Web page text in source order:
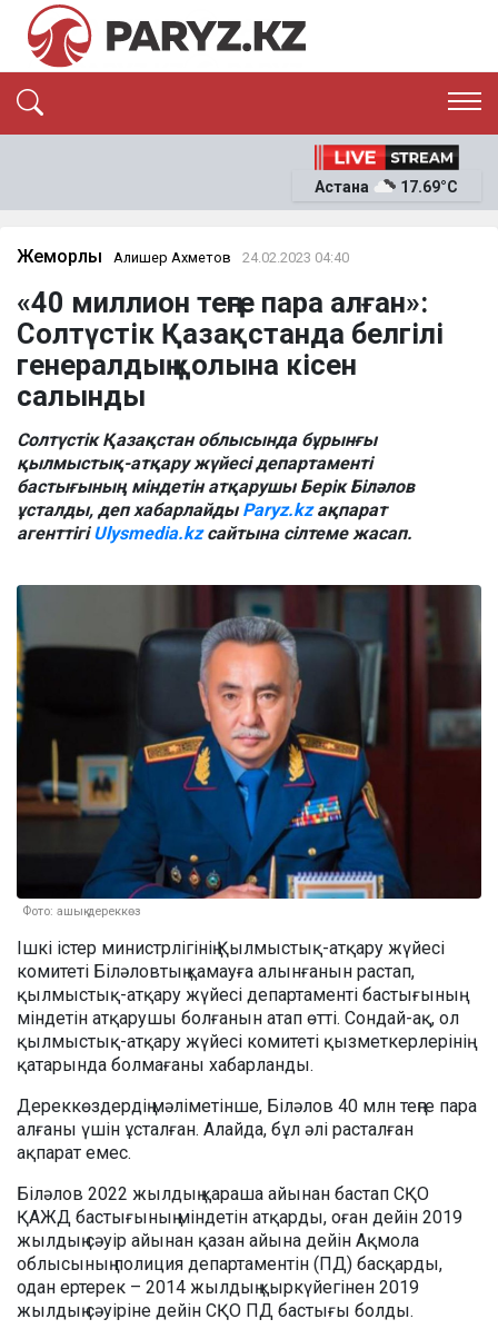
ЭКОНОМИКА
ОҚИҒА
News
Астана 17.69°C
Жемқорлық Алишер Ахметов 24.02.2023 04:40
«40 миллион теңге пара алған»:
Солтүстік Қазақстанда белгілі
генералдың қолына кісен
салынды
Солтүстік Қазақстан облысында бұрынғы
қылмыстық-атқару жүйесі департаменті
бастығының міндетін атқарушы Берік Біләлов
ұсталды, деп хабарлайды Paryz.kzақпарат
агенттігіUlysmedia.kzсайтына сілтеме жасап.
Фото: ашық дереккөз
Ішкі істер министрлігінің Қылмыстық-атқару жүйесі
комитеті Біләловтың қамауға алынғанын растап,
қылмыстық-атқару жүйесі департаменті бастығының
міндетін атқарушы болғанын атап өтті. Сондай-ақ, ол
қылмыстық-атқару жүйесі комитеті қызметкерлерінің
қатарында болмағаны хабарланды.
Дереккөздердің мәліметінше, Біләлов 40 млн теңге пара
алғаны үшін ұсталған. Алайда, бұл әлі расталған
ақпарат емес.
Біләлов 2022 жылдың қараша айынан бастап СҚО
ҚАЖД бастығының міндетін атқарды, оған дейін 2019
жылдың сәуір айынан қазан айына дейін Ақмола
облысының полиция департаментін (ПД) басқарды,
одан ертерек – 2014 жылдың қыркүйегінен 2019
жылдың сәуіріне дейін СҚО ПД бастығы болды.